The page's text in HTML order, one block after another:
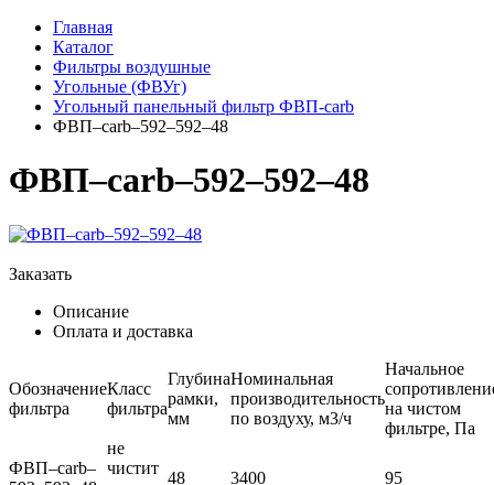
Главная
Каталог
Фильтры воздушные
Угольные (ФВУг)
Угольный панельный фильтр ФВП-carb
ФВП–carb–592–592–48
ФВП–carb–592–592–48
Заказать
Описание
Оплата и доставка
Обозначение
фильтра
Класс
фильтра
Глубина
рамки,
мм
Номинальная
производительность
по воздуху, м3/ч
Начальное
на чистом
фильтре, Па
ФВП–carb–
не
чистит
48 3400 95